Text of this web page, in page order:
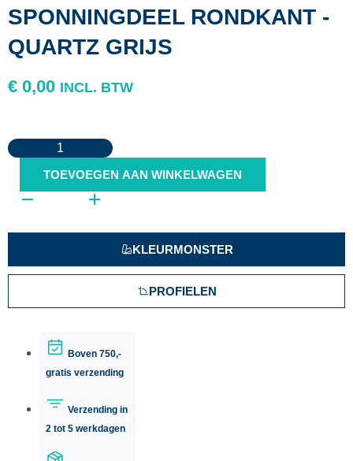
SPONNINGDEEL RONDKANT -
QUARTZ GRIJS
€ 0,00 INCL. BTW
TOEVOEGEN AAN WINKELWAGEN
KLEURMONSTER
PROFIELEN
Boven 750,-
gratis verzending
Verzending in
2 tot 5 werkdagen